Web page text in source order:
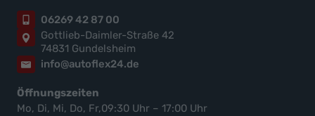
06269 42 87 00
Gottlieb-Daimler-Straße 42
74831 Gundelsheim
info@autoflex24.de
Öffnungszeiten
Mo, Di, Mi, Do, Fr,09:30 Uhr – 17:00 Uhr